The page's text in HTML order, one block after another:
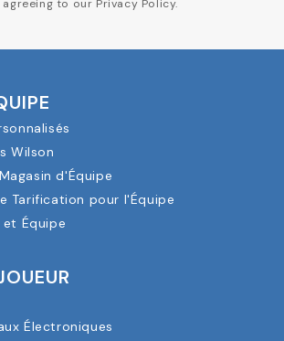
agreeing to our Privacy Policy.
Wilson
d'Équipe
Tarification pour l'Équipe
Équipe
Électroniques